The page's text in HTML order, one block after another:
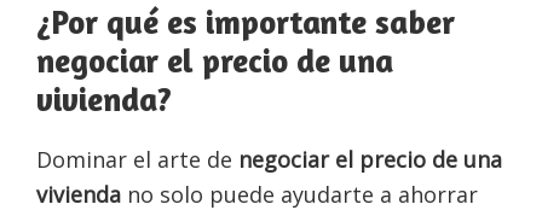
¿Por qué es importante saber
negociar el precio de una
vivienda?
Dominar el arte de negociar el precio de una
vivienda no solo puede ayudarte a ahorrar